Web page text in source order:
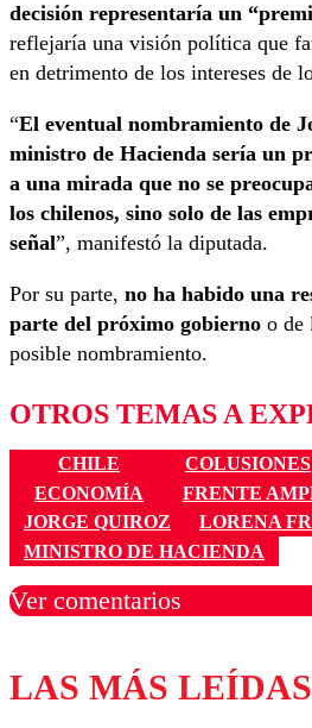
decisión representaría un
reflejaría una visión política que
en detrimento de los intereses de
“El eventual nombramiento de
ministro de Hacienda sería un
a una mirada que no se
los chilenos, sino solo de las
señal”, manifestó la diputada.
Por su parte, no ha habido una
parte del próximo gobierno o de
posible nombramiento.
OTROS TEMAS A
CHILE COLUSIONES
ECONOMÍA
FRENTE
JORGE QUIROZ
LORENA
MINISTRO DE HACIENDA
Ver comentarios
Los comentarios son
diálogo
LAS MÁS LEÍDAS